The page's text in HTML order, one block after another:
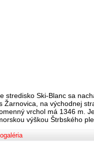
stredisko Ski-Blanc sa
Žarnovica, na východnej
vrchol má 1346 m.
výškou Štrbského